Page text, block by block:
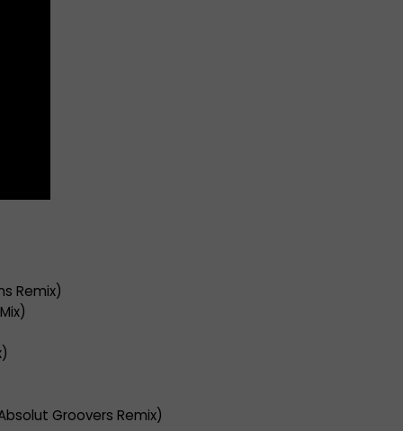
Remix)
Groovers Remix)